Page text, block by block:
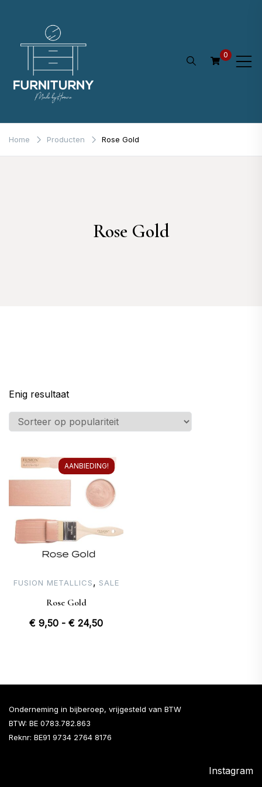
0
Home Producten Rose Gold
Rose Gold
Enig resultaat
AANBIEDING!
FUSION METALLICS, SALE
Rose Gold
€ 9,50 - € 24,50Prijsklasse:
Onderneming in bijberoep, vrijgesteld van BTW
BTW: BE 0783.782.863
Reknr: BE91 9734 2764 8176
Instagram